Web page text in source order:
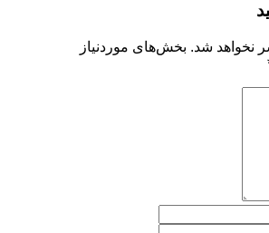
نخواهد شد. بخش‌های موردنیاز